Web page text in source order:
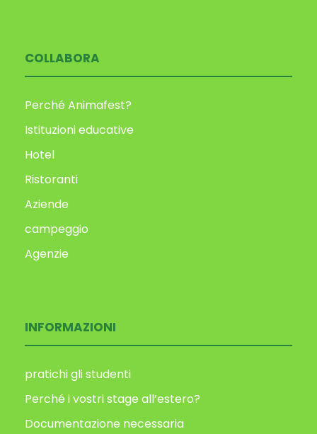
COLLABORA
Perché Animafest?
Istituzioni educative
Hotel
Ristoranti
Aziende
campeggio
Agenzie
INFORMAZIONI
pratichi gli studenti
Perché i vostri stage all’estero?
Documentazione necessaria